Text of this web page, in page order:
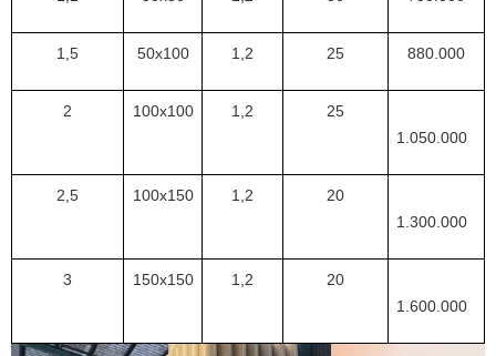
1,5 50x100 1,2 25 880.000
2 100x100 1,2
25
1.050.000
2,5 100x150 1,2
20
1.300.000
3 150x150 1,2
20
1.600.000